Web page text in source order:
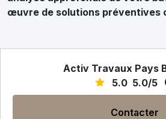
œuvre de solutions préventives
Activ Travaux Pays
5.0 5.0/5
Contacter